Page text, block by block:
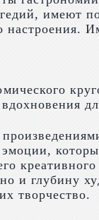
имеют
креативного
и глубину
творчество.